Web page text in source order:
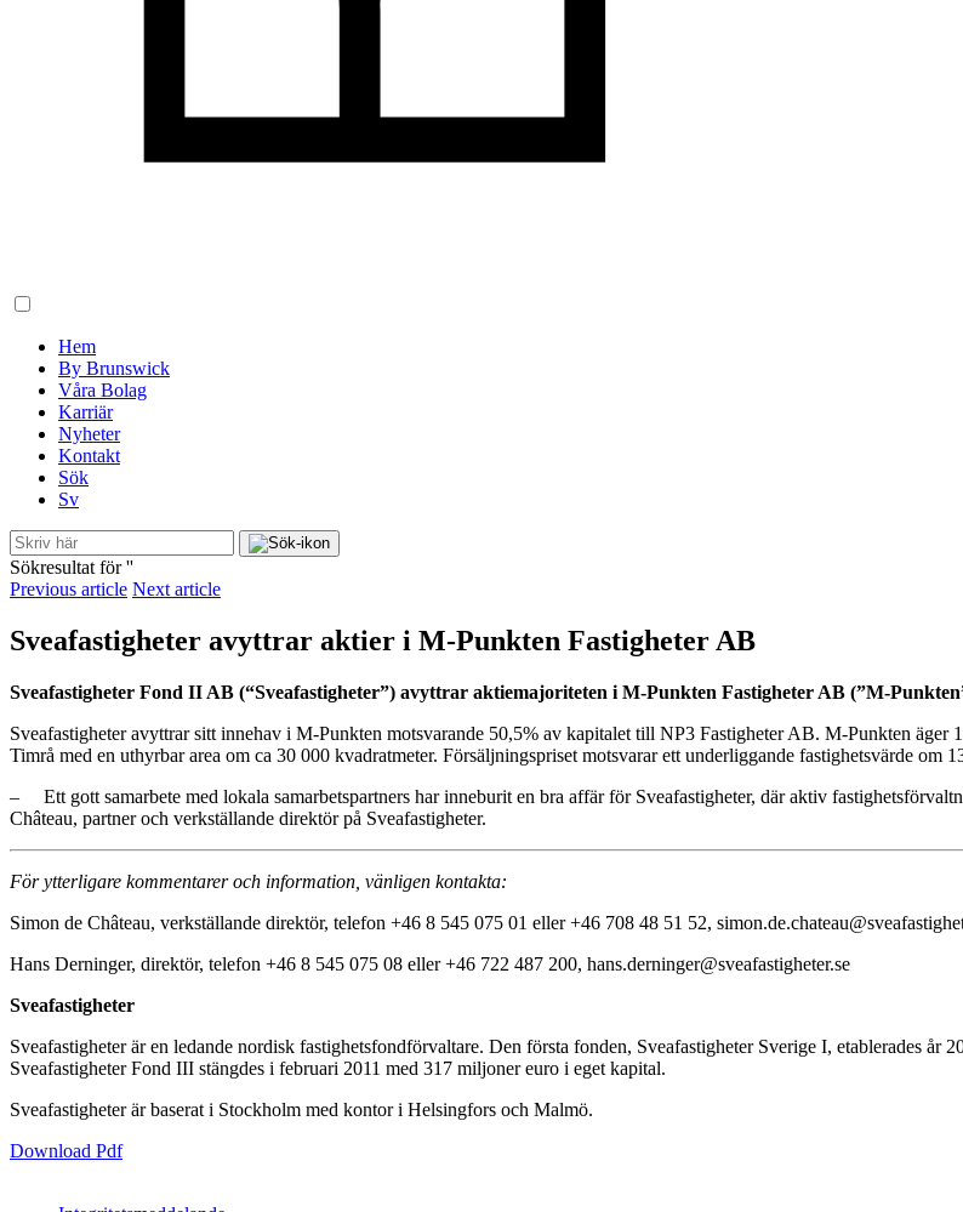
Hem
By Brunswick
Våra Bolag
Karriär
Nyheter
Kontakt
Sök
Sv
Sökresultat för ''
Previous article Next article
Sveafastigheter avyttrar aktier i M-Punkten Fastigheter AB
Sveafastigheter Fond II AB (“Sveafastigheter”) avyttrar aktiemajoriteten i M-Punkten Fastigheter AB (”M-
Sveafastigheter avyttrar sitt innehav i M-Punkten motsvarande 50,5% av kapitalet till NP3 Fastigheter AB. M-Punkten
Timrå med en uthyrbar area om ca 30 000 kvadratmeter. Försäljningspriset motsvarar ett underliggande fastighetsvärde om
– Ett gott samarbete med lokala samarbetspartners har inneburit en bra affär för Sveafastigheter, där aktiv
Château, partner och verkställande direktör på Sveafastigheter.
För ytterligare kommentarer och information, vänligen kontakta:
Simon de Château, verkställande direktör, telefon +46 8 545 075 01 eller +46 708 48 51 52,
Hans Derninger, direktör, telefon +46 8 545 075 08 eller +46 722 487 200, hans.derninger@sveafastigheter.se
Sveafastigheter
Sveafastigheter är en ledande nordisk fastighetsfondförvaltare. Den första fonden, Sveafastigheter Sverige I, etablerades år
Sveafastigheter Fond III stängdes i februari 2011 med 317 miljoner euro i eget kapital.
Sveafastigheter är baserat i Stockholm med kontor i Helsingfors och Malmö.
Download Pdf